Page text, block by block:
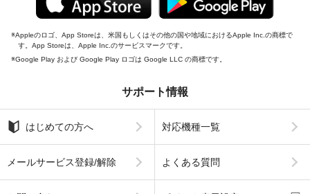
Appleのロゴ、App Storeは、米国もしくはその他の国や地域におけるApple Inc.の商標で
す。App Storeは、Apple Inc.のサービスマークです。
Google Play および Google Play ロゴは Google LLC の商標です。
サポート情報
はじめての方へ 対応機種一覧
メールサービス登録/解除 よくある質問